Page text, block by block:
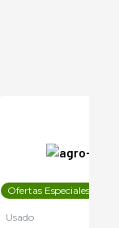
Ofertas Especiales
Usado